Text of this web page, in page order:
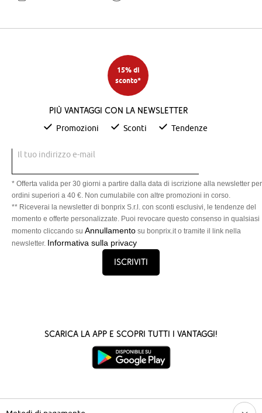
15% di
sconto*
Più vantaggi con la newsletter
Promozioni Sconti Tendenze
Il tuo indirizzo e-mail
* Offerta valida per 30 giorni a partire dalla data di iscrizione alla newsletter per
ordini superiori a 40 €. Non cumulabile con altre promozioni in corso.
** Riceverai la newsletter di bonprix S.r.l. con sconti esclusivi, le tendenze del
momento e offerte personalizzate. Puoi revocare questo consenso in qualsiasi
momento cliccando su Annullamento su bonprix.it o tramite il link nella
newsletter. Informativa sulla privacy
Iscriviti
Scarica la App e scopri tutti i vantaggi!